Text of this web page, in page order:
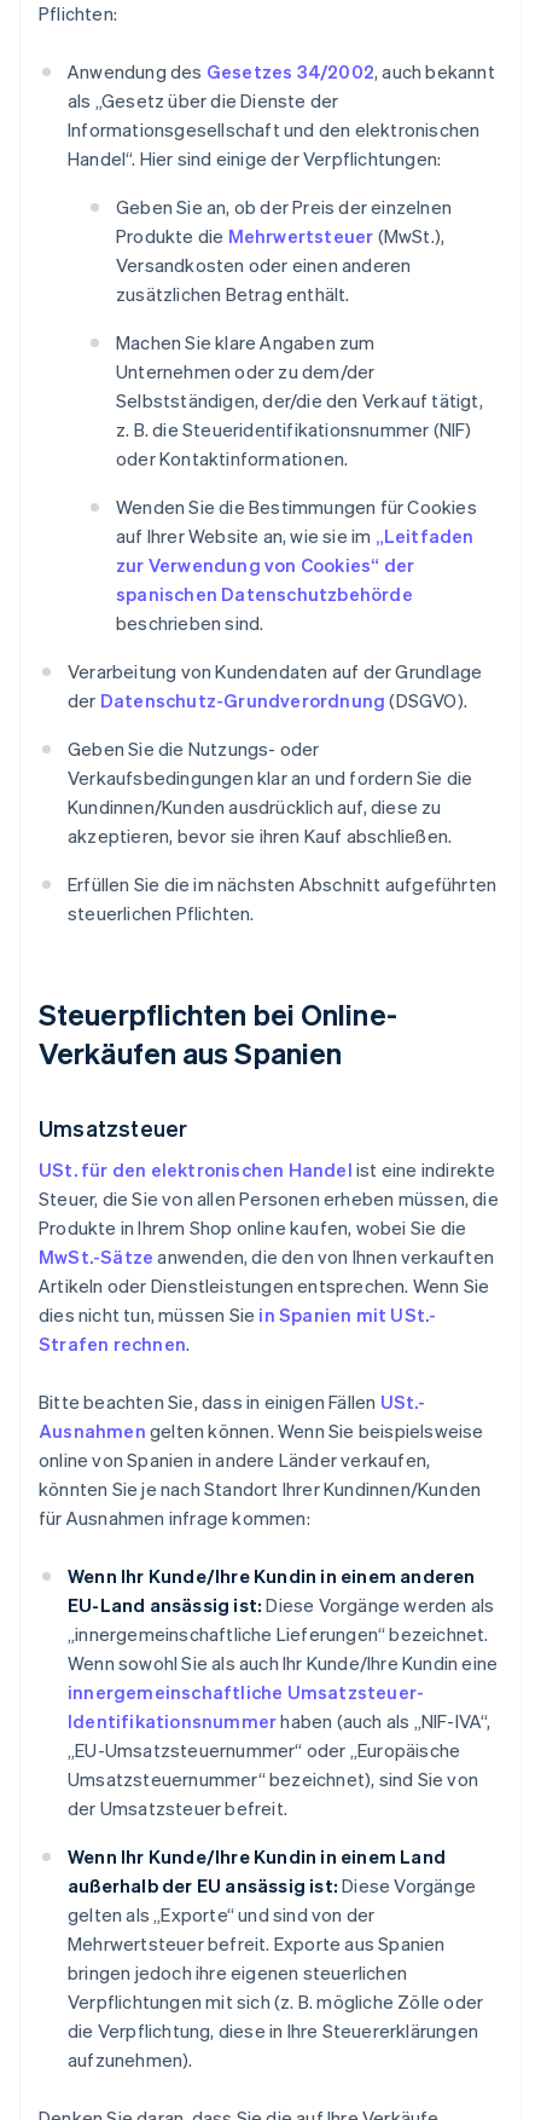
Pflichten:
Anwendung des Gesetzes 34/2002, auch bekannt
als „Gesetz über die Dienste der
Informationsgesellschaft und den elektronischen
Handel“. Hier sind einige der Verpflichtungen:
Geben Sie an, ob der Preis der einzelnen
Produkte die Mehrwertsteuer (MwSt.),
Versandkosten oder einen anderen
zusätzlichen Betrag enthält.
Machen Sie klare Angaben zum
Unternehmen oder zu dem/der
Selbstständigen, der/die den Verkauf tätigt,
z. B. die Steueridentifikationsnummer (NIF)
oder Kontaktinformationen.
Wenden Sie die Bestimmungen für Cookies
auf Ihrer Website an, wie sie im „Leitfaden
zur Verwendung von Cookies“ der
spanischen Datenschutzbehörde
beschrieben sind.
Verarbeitung von Kundendaten auf der Grundlage
der Datenschutz-Grundverordnung (DSGVO).
Geben Sie die Nutzungs- oder
Verkaufsbedingungen klar an und fordern Sie die
Kundinnen/Kunden ausdrücklich auf, diese zu
akzeptieren, bevor sie ihren Kauf abschließen.
Erfüllen Sie die im nächsten Abschnitt aufgeführten
steuerlichen Pflichten.
Steuerpflichten bei Online-
Verkäufen aus Spanien
Umsatzsteuer
USt. für den elektronischen Handel ist eine indirekte
Steuer, die Sie von allen Personen erheben müssen, die
Produkte in Ihrem Shop online kaufen, wobei Sie die
MwSt.-Sätze anwenden, die den von Ihnen verkauften
Artikeln oder Dienstleistungen entsprechen. Wenn Sie
dies nicht tun, müssen Sie in Spanien mit USt.-
Strafen rechnen.
Bitte beachten Sie, dass in einigen Fällen USt.-
Ausnahmen gelten können. Wenn Sie beispielsweise
online von Spanien in andere Länder verkaufen,
könnten Sie je nach Standort Ihrer Kundinnen/Kunden
für Ausnahmen infrage kommen:
Wenn Ihr Kunde/Ihre Kundin in einem anderen
EU-Land ansässig ist: Diese Vorgänge werden als
„innergemeinschaftliche Lieferungen“ bezeichnet.
Wenn sowohl Sie als auch Ihr Kunde/Ihre Kundin eine
innergemeinschaftliche Umsatzsteuer-
Identifikationsnummerhaben (auch als „NIF-IVA“,
„EU-Umsatzsteuernummer“ oder „Europäische
Umsatzsteuernummer“ bezeichnet), sind Sie von
der Umsatzsteuer befreit.
Wenn Ihr Kunde/Ihre Kundin in einem Land
außerhalb der EU ansässig ist: Diese Vorgänge
gelten als „Exporte“ und sind von der
Mehrwertsteuer befreit. Exporte aus Spanien
bringen jedoch ihre eigenen steuerlichen
Verpflichtungen mit sich (z. B. mögliche Zölle oder
die Verpflichtung, diese in Ihre Steuererklärungen
aufzunehmen).